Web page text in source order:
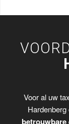
Voor al uw
betrouwbare